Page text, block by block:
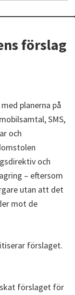
förslag
planerna på
SMS,
och
och
– eftersom
utan att det
mot de
förslaget.
förslaget för